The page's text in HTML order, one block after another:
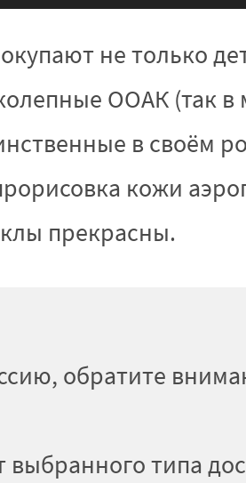
не только
ООАК (так в
в своём
кожи
прекрасны.
обратите
выбранного типа